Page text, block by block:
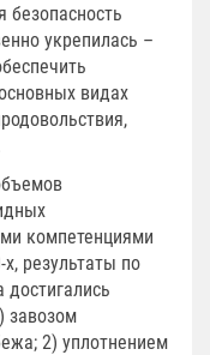
безопасность
укрепилась –
видах
компетенциями
результаты по
завозом
2) уплотнением